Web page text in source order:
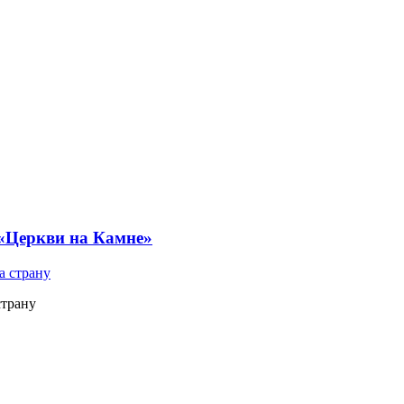
на Камне»